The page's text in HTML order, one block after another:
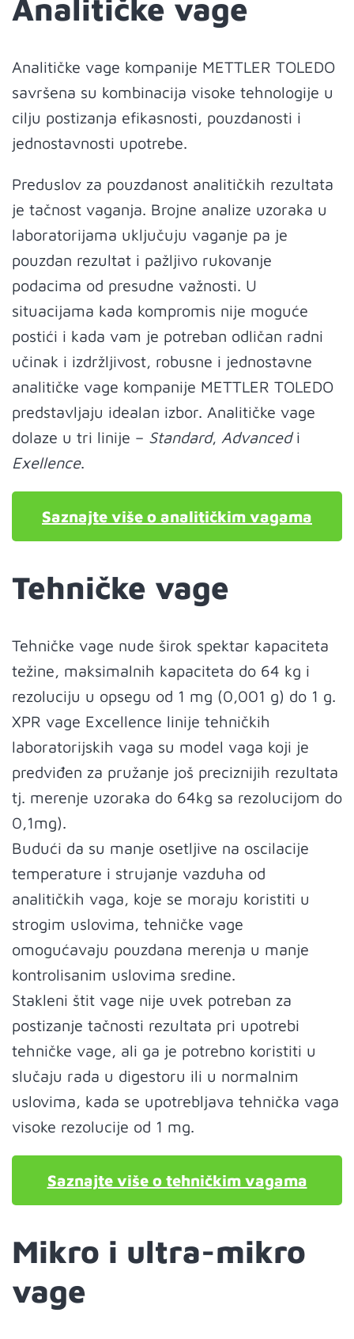
Analitičke vage
Analitičke vage kompanije METTLER TOLEDO
savršena su kombinacija visoke tehnologije u
cilju postizanja efikasnosti, pouzdanosti i
jednostavnosti upotrebe.
Preduslov za pouzdanost analitičkih rezultata
je tačnost vaganja. Brojne analize uzoraka u
laboratorijama uključuju vaganje pa je
pouzdan rezultat i pažljivo rukovanje
podacima od presudne važnosti. U
situacijama kada kompromis nije moguće
postići i kada vam je potreban odličan radni
učinak i izdržljivost, robusne i jednostavne
analitičke vage kompanije METTLER TOLEDO
predstavljaju idealan izbor. Analitičke vage
dolaze u tri linije – Standard, Advancedi
Exellence.
Saznajte više o analitičkim vagama
Tehničke vage
Tehničke vage nude širok spektar kapaciteta
težine, maksimalnih kapaciteta do 64 kg i
rezoluciju u opsegu od 1 mg (0,001 g) do 1 g.
XPR vage Excellence linije tehničkih
laboratorijskih vaga su model vaga koji je
predviđen za pružanje još preciznijih rezultata
tj. merenje uzoraka do 64kg sa rezolucijom do
0,1mg).
Budući da su manje osetljive na oscilacije
temperature i strujanje vazduha od
analitičkih vaga, koje se moraju koristiti u
strogim uslovima, tehničke vage
omogućavaju pouzdana merenja u manje
kontrolisanim uslovima sredine.
Stakleni štit vage nije uvek potreban za
postizanje tačnosti rezultata pri upotrebi
tehničke vage, ali ga je potrebno koristiti u
slučaju rada u digestoru ili u normalnim
uslovima, kada se upotrebljava tehnička vaga
visoke rezolucije od 1 mg.
Saznajte više o tehničkim vagama
Mikro i ultra-mikro
vage